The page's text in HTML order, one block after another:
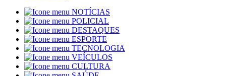
NOTÍCIAS
POLICIAL
DESTAQUES
ESPORTE
TECNOLOGIA
VEÍCULOS
CULTURA